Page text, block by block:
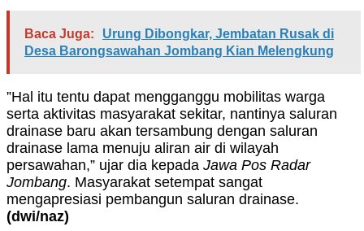
Baca Juga:
Urung Dibongkar, Jembatan Rusak di
Desa Barongsawahan Jombang Kian Melengkung
”Hal itu tentu dapat mengganggu mobilitas warga
serta aktivitas masyarakat sekitar, nantinya saluran
drainase baru akan tersambung dengan saluran
drainase lama menuju aliran air di wilayah
persawahan,” ujar dia kepada Jawa Pos Radar
Jombang. Masyarakat setempat sangat
mengapresiasi pembangun saluran drainase.
(dwi/naz)